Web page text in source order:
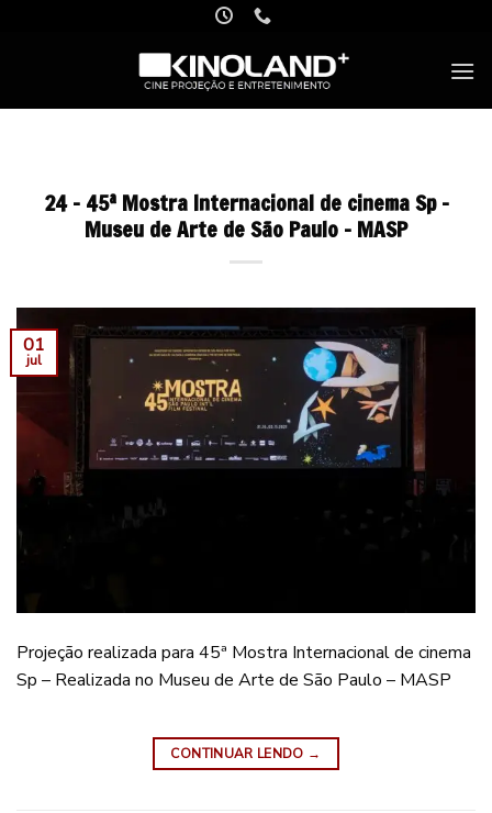
24 – 45ª Mostra Internacional de cinema Sp –
Museu de Arte de São Paulo – MASP
01
jul
Projeção realizada para 45ª Mostra Internacional de cinema
Sp – Realizada no Museu de Arte de São Paulo – MASP
CONTINUAR LENDO →